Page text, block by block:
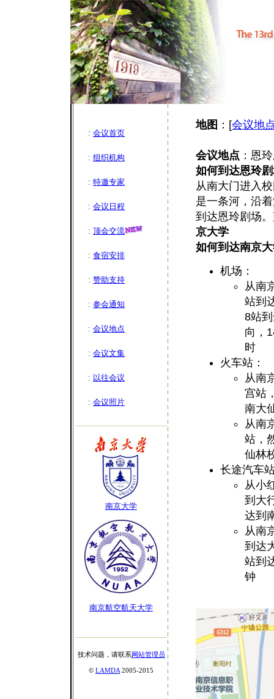
: 会议首页
: 组织机构
: 特邀专家
: 会议日程
: 顶会交流
: 食宿安排
: 赞助支持
: 参会通知
: 会议地点
: 会议文集
: 以往会议
: 会议照片
南京大学
南京航空航天大学
技术问题，请联系网站管理员
© LAMDA 2005-2015
地图 ：[会议地
会议地点 ：恩
如何到达恩玲
从南大门进入
是一条河，沿
到达恩玲剧场
京大学
如何到达南京
机场：
从南
站到
8站
向，
时
火车站：
从南
宫站
南大
从南
站，
仙林
长途汽车
从小
到大
达到
从南
到达
站到
钟